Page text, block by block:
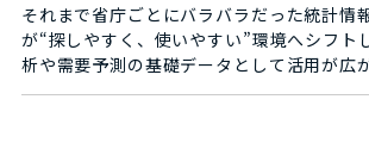
それまで省庁ごとにバラバラだった統計情
が“探しやすく、使いやすい”環境へシフ
析や需要予測の基礎データとして活用が広